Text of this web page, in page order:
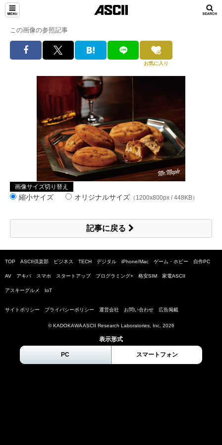
この画像の参照記事
お気に入り
画像サイズ切り替え
縮小サイズ オリジナルサイズ （1200x800px / 448KB）
記事に戻る
TOP ASCII倶楽部 ビジネス TECH デジタル iPhone/Mac ゲーム・ホビー 自作PC
AV アキバ スマホ スタートアップ プログラミング+ 格安SIM 家電ASCII
アスキーグルメ IoT
サイトポリシー プライバシーポリシー 運営会社 お問い合わせ 広告掲載
© KADOKAWA ASCII Research Laboratories, Inc. 2026
表示形式
PC スマートフォン